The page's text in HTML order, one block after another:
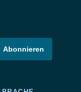
Abonnieren